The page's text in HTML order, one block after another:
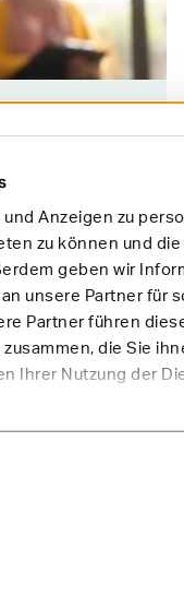
Anzeigen zu
zu können und
geben wir
unsere Partner für
Partner führen
die Sie
Ihrer Nutzung der
wurde von uns
Fitness